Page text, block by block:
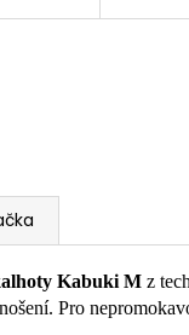
Kabuki M z
Pro